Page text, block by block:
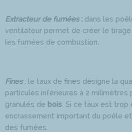
Extracteur de fumées : dans les
ventilateur permet de créer le
les fumées de combustion.
Fines : le taux de fines désigne la
particules inférieures à 2 milimètres
granulés de bois . Si ce taux est
encrassement important du poêle
des fumées.